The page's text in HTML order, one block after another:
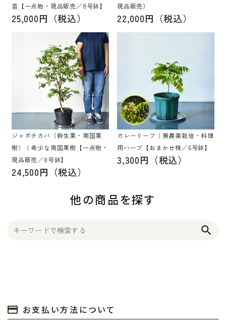
苗【一点物・現品販売／8号鉢】
25,000円（税込）
現品販売）
22,000円（税込）
ジャボチカバ（幹生果・南国果
樹）｜希少な南国果樹【一点物・
現品販売／8号鉢】
24,500円（税込）
カレーリーフ｜無農薬栽培・料理
用ハーブ【おまかせ株／6号鉢】
3,300円（税込）
他の商品を探す
search
お支払い方法について